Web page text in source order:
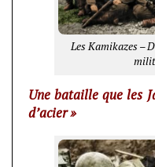
Les Kamikazes –
Une bataille que les
d’acier »